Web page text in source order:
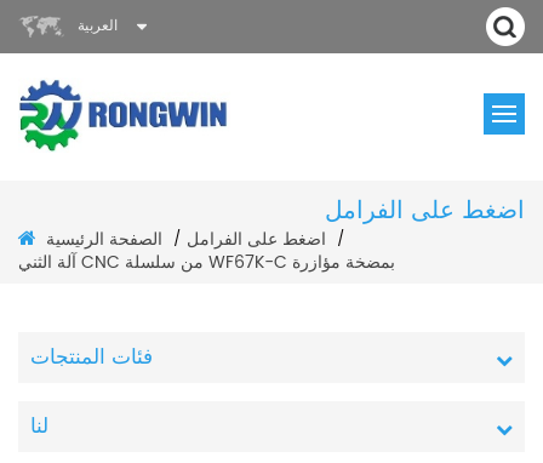
العربية
اضغط على الفرامل
الصفحة الرئيسية / اضغط على الفرامل /
آلة الثني CNC من سلسلة WF67K-C بمضخة مؤازرة
فئات المنتجات
لنا